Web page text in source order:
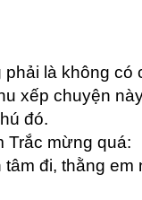
là không có
xếp chuyện
đó.
Trắc mừng quá:
đi, thằng em